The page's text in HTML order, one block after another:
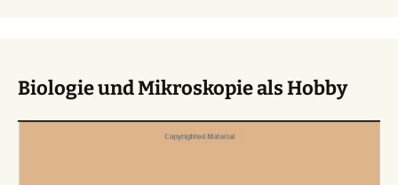
Biologie und Mikroskopie als Hobby